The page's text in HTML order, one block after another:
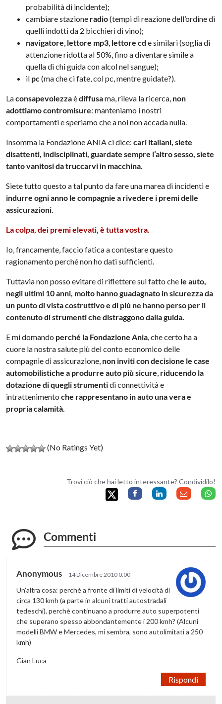
probabilità di incidente);
cambiare stazione radio(tempi di reazione dell’ordine di
quelli indotti da 2 bicchieri di vino);
navigatore, lettore mp3, lettore cd e similari (soglia di
attenzione ridotta al 50%, fino a diventare simile a
quella di chi guida con alcol nel sangue);
il pc(ma che ci fate, col pc, mentre guidate?).
Laconsapevolezzaèdiffusama, rileva la ricerca, non
adottiamo contromisure: manteniamo i nostri
comportamenti e speriamo che a noi non accada nulla.
Insomma la Fondazione ANIA ci dice:cari italiani, siete
disattenti, indisciplinati, guardate sempre l’altro sesso, siete
tanto vanitosi da truccarvi in macchina.
Siete tutto questo a tal punto da fare una marea di incidenti e
indurre ogni anno le compagnie a rivedere i premi delle
assicurazioni.
La colpa, dei premi elevati, è tutta vostra.
Io, francamente, faccio fatica a contestare questo
ragionamento perché non ho dati sufficienti.
Tuttavia non posso evitare di riflettere sul fatto che le auto,
negli ultimi 10 anni, molto hanno guadagnato in sicurezza da
un punto di vista costruttivo e di più ne hanno perso per il
contenuto di strumenti che distraggono dalla guida.
E mi domando perché la Fondazione Ania, che certo ha a
cuore la nostra salute più del conto economico delle
compagnie di assicurazione, non inviti con decisione le case
automobilistiche a produrre auto più sicure, riducendo la
dotazione di quegli strumentidi connettività e
intrattenimentoche rappresentano in auto una vera e
propria calamità.
(No Ratings Yet)
Trovi ciò che hai letto interessante? Condividilo!
Commenti
Anonymous 14 Dicembre 2010 0:00
Un'altra cosa: perchè a fronte di limiti di velocità di
circa 130 kmh (a parte in alcuni tratti autostradali
tedeschi), perchè continuano a produrre auto superpotenti
che superano spesso abbondantemente i 200 kmh? (Alcuni
modelli BMW e Mercedes, mi sembra, sono autolimitati a 250
kmh)
Gian Luca
Rispondi